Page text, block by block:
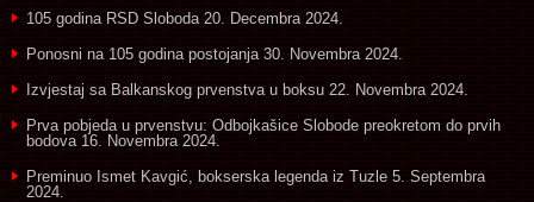
105 godina RSD Sloboda 20. Decembra 2024.
Ponosni na 105 godina postojanja 30. Novembra 2024.
Izvjestaj sa Balkanskog prvenstva u boksu 22. Novembra 2024.
Prva pobjeda u prvenstvu: Odbojkašice Slobode preokretom do prvih
bodova 16. Novembra 2024.
Preminuo Ismet Kavgić, bokserska legenda iz Tuzle 5. Septembra
2024.